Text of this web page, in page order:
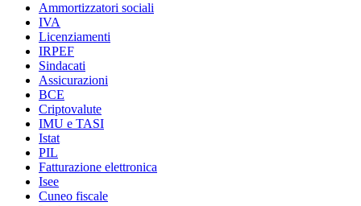
Ammortizzatori sociali
IVA
Licenziamenti
IRPEF
Sindacati
Assicurazioni
BCE
Criptovalute
IMU e TASI
Istat
PIL
Fatturazione elettronica
Isee
Cuneo fiscale